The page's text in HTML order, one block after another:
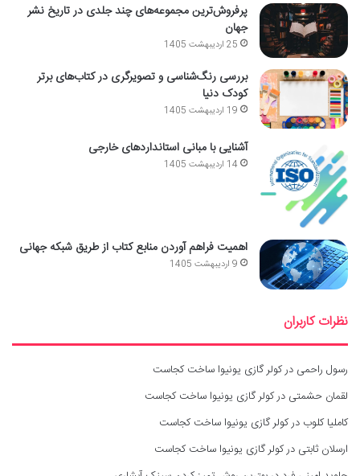
پرفروش‌ترین مجموعه‌های چند جلدی در تاریخ نشر
جهان
25 اردیبهشت 1405
بررسی رنگ‌شناسی و تصویرگری در کتاب‌های برتر
کودک دنیا
19 اردیبهشت 1405
آشنایی با مبانی استانداردهای خارجی
14 اردیبهشت 1405
اهمیت فراهم آوردن منابع کتاب از طریق شبکه جهانی
9 اردیبهشت 1405
نظرات کاربران
رسول راحمی درکولر گازی یونیوا ساخت کجاست
لقمان حشمتی درکولر گازی یونیوا ساخت کجاست
کاملیا کلوب درکولر گازی یونیوا ساخت کجاست
ارسلان ثابتی درکولر گازی یونیوا ساخت کجاست